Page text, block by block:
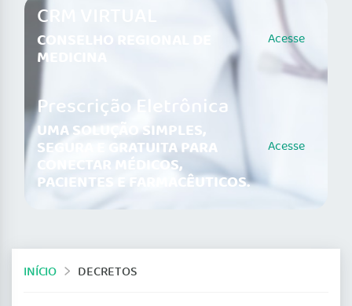
CRM VIRTUAL
CONSELHO REGIONAL DE
MEDICINA
Acesse
Prescrição Eletrônica
UMA SOLUÇÃO SIMPLES,
SEGURA E GRATUITA PARA
CONECTAR MÉDICOS,
PACIENTES E FARMACÊUTICOS.
Acesse
INÍCIO DECRETOS